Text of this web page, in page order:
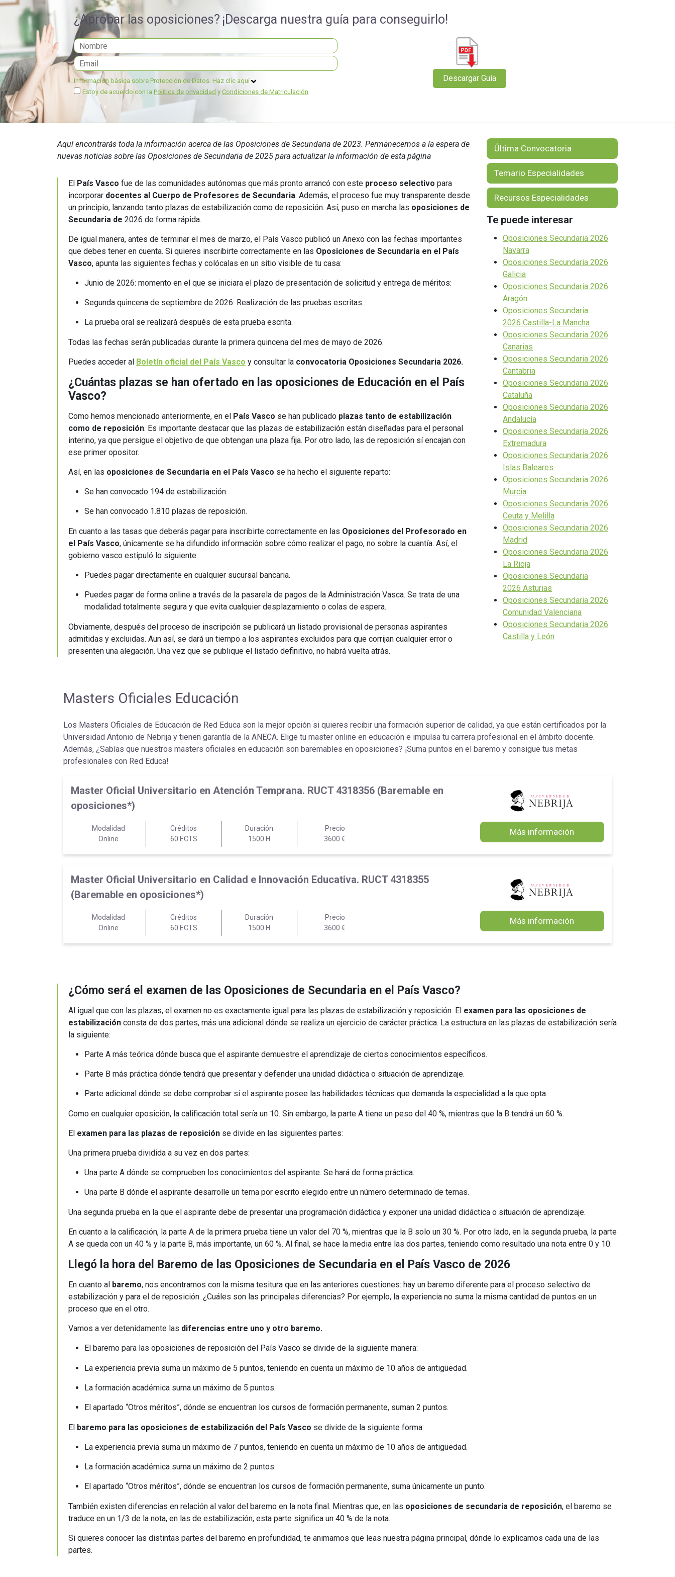
Ver Cursos
Masteres Educación
Másteres Oficiales
Masters Profesionales
¿Aprobar las oposiciones? ¡Descarga nuestra guía para conseguirlo!
Información básica sobre Protección de Datos. Haz clic aquí
Estoy de acuerdo con la Política de privacidad y Condiciones de Matriculación
Aquí encontrarás toda la información acerca de las Oposiciones de Secundaria de 2023. Permanecemos a la espera de
nuevas noticias sobre las Oposiciones de Secundaria de 2025 para actualizar la información de esta página
El País Vasco fue de las comunidades autónomas que más pronto arrancó con este proceso selectivo para
incorporar docentes al Cuerpo de Profesores de Secundaria. Además, el proceso fue muy transparente desde
un principio, lanzando tanto plazas de estabilización como de reposición. Así, puso en marcha las oposiciones de
Secundaria de 2026 de forma rápida.
De igual manera, antes de terminar el mes de marzo, el País Vasco publicó un Anexo con las fechas importantes
que debes tener en cuenta. Si quieres inscribirte correctamente en las Oposiciones de Secundaria en el País
Vasco, apunta las siguientes fechas y colócalas en un sitio visible de tu casa:
Junio de 2026: momento en el que se iniciara el plazo de presentación de solicitud y entrega de méritos:
Segunda quincena de septiembre de 2026: Realización de las pruebas escritas.
La prueba oral se realizará después de esta prueba escrita.
Todas las fechas serán publicadas durante la primera quincena del mes de mayo de 2026.
Puedes acceder al Boletín oficial del País Vasco y consultar la convocatoria Oposiciones Secundaria 2026.
¿Cuántas plazas se han ofertado en las oposiciones de Educación en el País
Vasco?
Como hemos mencionado anteriormente, en el País Vasco se han publicado plazas tanto de estabilización
como de reposición. Es importante destacar que las plazas de estabilización están diseñadas para el personal
interino, ya que persigue el objetivo de que obtengan una plaza fija. Por otro lado, las de reposición sí encajan con
ese primer opositor.
Así, en las oposiciones de Secundaria en el País Vasco se ha hecho el siguiente reparto:
Se han convocado 194 de estabilización.
Se han convocado 1.810 plazas de reposición.
En cuanto a las tasas que deberás pagar para inscribirte correctamente en las Oposiciones del Profesorado en
el País Vasco, únicamente se ha difundido información sobre cómo realizar el pago, no sobre la cuantía. Así, el
gobierno vasco estipuló lo siguiente:
Puedes pagar directamente en cualquier sucursal bancaria.
Puedes pagar de forma online a través de la pasarela de pagos de la Administración Vasca. Se trata de una
modalidad totalmente segura y que evita cualquier desplazamiento o colas de espera.
Obviamente, después del proceso de inscripción se publicará un listado provisional de personas aspirantes
admitidas y excluidas. Aun así, se dará un tiempo a los aspirantes excluidos para que corrijan cualquier error o
presenten una alegación. Una vez que se publique el listado definitivo, no habrá vuelta atrás.
Última Convocatoria
Temario Especialidades
Recursos Especialidades
Te puede interesar
Oposiciones Secundaria 2026
Navarra
Oposiciones Secundaria 2026
Galicia
Oposiciones Secundaria 2026
Aragón
Oposiciones Secundaria
2026 Castilla-La Mancha
Oposiciones Secundaria 2026
Canarias
Oposiciones Secundaria 2026
Cantabria
Oposiciones Secundaria 2026
Cataluña
Oposiciones Secundaria 2026
Andalucía
Oposiciones Secundaria 2026
Extremadura
Oposiciones Secundaria 2026
Islas Baleares
Oposiciones Secundaria 2026
Murcia
Oposiciones Secundaria 2026
Ceuta y Melilla
Oposiciones Secundaria 2026
Madrid
Oposiciones Secundaria 2026
La Rioja
Oposiciones Secundaria
2026 Asturias
Oposiciones Secundaria 2026
Comunidad Valenciana
Oposiciones Secundaria 2026
Castilla y León
Masters Oficiales Educación
Los Masters Oficiales de Educación de Red Educa son la mejor opción si quieres recibir una formación superior de calidad, ya que están certificados por la
Universidad Antonio de Nebrija y tienen garantía de la ANECA. Elige tu master online en educación e impulsa tu carrera profesional en el ámbito docente.
Además, ¿Sabías que nuestros masters oficiales en educación son baremables en oposiciones? ¡Suma puntos en el baremo y consigue tus metas
profesionales con Red Educa!
Master Oficial Universitario en Atención Temprana. RUCT 4318356 (Baremable en
oposiciones*)
Modalidad
Online
Créditos
60 ECTS
Duración
1500 H
Precio
3600 €
Más información
Master Oficial Universitario en Calidad e Innovación Educativa. RUCT 4318355
(Baremable en oposiciones*)
Modalidad
Online
Créditos
60 ECTS
Duración
1500 H
Precio
3600 €
Más información
¿Cómo será el examen de las Oposiciones de Secundaria en el País Vasco?
Al igual que con las plazas, el examen no es exactamente igual para las plazas de estabilización y reposición. El examen para las oposiciones de
estabilización consta de dos partes, más una adicional dónde se realiza un ejercicio de carácter práctica. La estructura en las plazas de estabilización sería
la siguiente:
Parte A más teórica dónde busca que el aspirante demuestre el aprendizaje de ciertos conocimientos específicos.
Parte B más práctica dónde tendrá que presentar y defender una unidad didáctica o situación de aprendizaje.
Parte adicional dónde se debe comprobar si el aspirante posee las habilidades técnicas que demanda la especialidad a la que opta.
Como en cualquier oposición, la calificación total sería un 10. Sin embargo, la parte A tiene un peso del 40 %, mientras que la B tendrá un 60 %.
El examen para las plazas de reposición se divide en las siguientes partes:
Una primera prueba dividida a su vez en dos partes:
Una parte A dónde se comprueben los conocimientos del aspirante. Se hará de forma práctica.
Una parte B dónde el aspirante desarrolle un tema por escrito elegido entre un número determinado de temas.
Una segunda prueba en la que el aspirante debe de presentar una programación didáctica y exponer una unidad didáctica o situación de aprendizaje.
En cuanto a la calificación, la parte A de la primera prueba tiene un valor del 70 %, mientras que la B solo un 30 %. Por otro lado, en la segunda prueba, la parte
A se queda con un 40 % y la parte B, más importante, un 60 %. Al final, se hace la media entre las dos partes, teniendo como resultado una nota entre 0 y 10.
Llegó la hora del Baremo de las Oposiciones de Secundaria en el País Vasco de 2026
En cuanto al baremo, nos encontramos con la misma tesitura que en las anteriores cuestiones: hay un baremo diferente para el proceso selectivo de
estabilización y para el de reposición. ¿Cuáles son las principales diferencias? Por ejemplo, la experiencia no suma la misma cantidad de puntos en un
proceso que en el otro.
Vamos a ver detenidamente las diferencias entre uno y otro baremo.
El baremo para las oposiciones de reposición del País Vasco se divide de la siguiente manera:
La experiencia previa suma un máximo de 5 puntos, teniendo en cuenta un máximo de 10 años de antigüedad.
La formación académica suma un máximo de 5 puntos.
El apartado “Otros méritos”, dónde se encuentran los cursos de formación permanente, suman 2 puntos.
El baremo para las oposiciones de estabilización del País Vasco se divide de la siguiente forma:
La experiencia previa suma un máximo de 7 puntos, teniendo en cuenta un máximo de 10 años de antigüedad.
La formación académica suma un máximo de 2 puntos.
El apartado “Otros méritos”, dónde se encuentran los cursos de formación permanente, suma únicamente un punto.
También existen diferencias en relación al valor del baremo en la nota final. Mientras que, en las oposiciones de secundaria de reposición, el baremo se
traduce en un 1/3 de la nota, en las de estabilización, esta parte significa un 40 % de la nota.
Si quieres conocer las distintas partes del baremo en profundidad, te animamos que leas nuestra página principal, dónde lo explicamos cada una de las
partes.